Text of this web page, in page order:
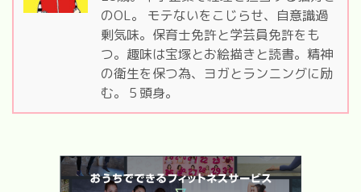
のOL。 モテないをこじらせ、自意識過
剰気味。保育士免許と学芸員免許をも
つ。趣味は宝塚とお絵描きと読書。精神
の衛生を保つ為、ヨガとランニングに励
む。５頭身。